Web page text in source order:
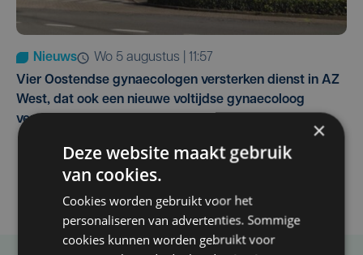
Nieuws
wo 5 augustus | 11:57
Vier Oostendse gynaecologen versterken dienst in AZ
West, dat ook een nieuwe voltijdse gynaecoloog
verwelkomt
×
Deze website maakt gebruik
van cookies.
Cookies worden gebruikt voor het
personaliseren van advertenties. Sommige
cookies kunnen worden gebruikt voor